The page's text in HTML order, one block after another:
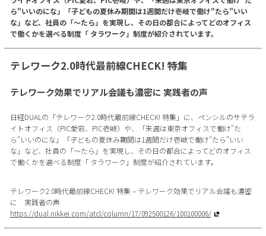
ら"いいのにな」「子どもの夏休み期間は1週間だけ壱岐で働け"たら"いい
な」など、社員の「〜たら」を実現し、その日の都合によってどのオフィス
で働くかを選べる制度「 タラワーク」制度が紹介されています。
テレワーク2.0時代最前線CHECK! 特集
テレワーク効果でリアル会議も濃密に 実践者の声
日経DUALの「テレワーク2.0時代最前線CHECK! 特集」に、ペンシルのサテラ
イトオフィス（PIC愛宕、PIC壱岐）や、「来週は東京オフィスで働け"た
ら"いいのにな」「子どもの夏休み期間は1週間だけ壱岐で働け"たら"いい
な」など、社員の「〜たら」を実現し、その日の都合によってどのオフィス
で働くかを選べる制度「 タラワーク」制度が紹介されています。
テレワーク2.0時代最前線CHECK! 特集 – テレワーク効果でリアル会議も濃密
に 実践者の声
https://dual.nikkei.com/atcl/column/17/092500126/100100006/